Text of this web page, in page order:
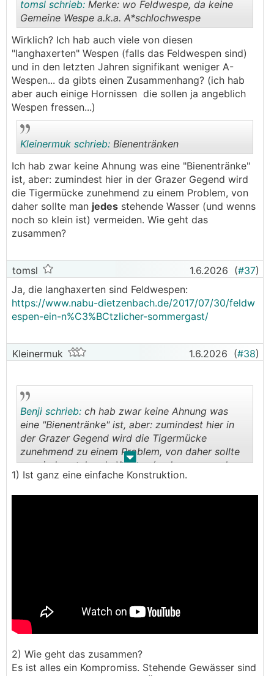
..
tomsl schrieb: Merke: wo Feldwespe, da keine
Gemeine Wespe a.k.a. A*schlochwespe
Wirklich? Ich hab auch viele von diesen
"langhaxerten" Wespen (falls das Feldwespen sind)
und in den letzten Jahren signifikant weniger A-
Wespen... da gibts einen Zusammenhang? (ich hab
aber auch einige Hornissen die sollen ja angeblich
Wespen fressen...)
..
Kleinermuk schrieb: Bienentränken
Ich hab zwar keine Ahnung was eine "Bienentränke"
ist, aber: zumindest hier in der Grazer Gegend wird
die Tigermücke zunehmend zu einem Problem, von
daher sollte man jedes stehende Wasser (und wenns
noch so klein ist) vermeiden. Wie geht das
zusammen?
tomsl 1.6.2026 (#37)
Ja, die langhaxerten sind Feldwespen:
https://www.nabu-dietzenbach.de/2017/07/30/feldw
espen-ein-n%C3%BCtzlicher-sommergast/
Kleinermuk 1.6.2026 (#38)
. .
Benji schrieb: ch hab zwar keine Ahnung was
eine "Bienentränke" ist, aber: zumindest hier in
der Grazer Gegend wird die Tigermücke
zunehmend zu einem Problem, von daher sollte
man jedes stehende Wasser (und wenns noch so
klein ist) vermeiden. Wie geht das zusammen?
1) Ist ganz eine einfache Konstruktion.
2) Wie geht das zusammen?
Es ist alles ein Kompromiss. Stehende Gewässer sind